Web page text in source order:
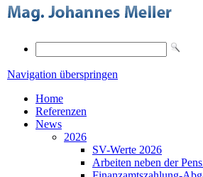
Navigation überspringen
Home
Referenzen
News
2026
SV-Werte 2026
Arbeiten neben der